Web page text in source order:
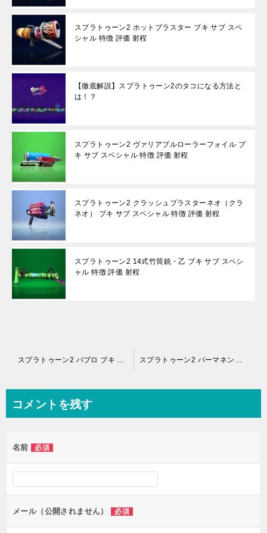
スプラトゥーン2 ホットブラスター ブキ サブ スペ
シャル 特徴 評価 射程
【徹底解説】スプラトゥーン2のタコになる方法と
は！？
スプラトゥーン2 ヴァリアブルローラーフォイル ブ
キ サブ スペシャル 特徴 評価 射程
スプラトゥーン2 クラッシュブラスターネオ（クラ
ネオ） ブキ サブ スペシャル 特徴 評価 射程
スプラトゥーン2 14式竹筒銃・乙 ブキ サブ スペシ
ャル 特徴 評価 射程
ビ
ー
シ
ョ
ン
コメントを残す
名前 必須
メール（公開されません） 必須